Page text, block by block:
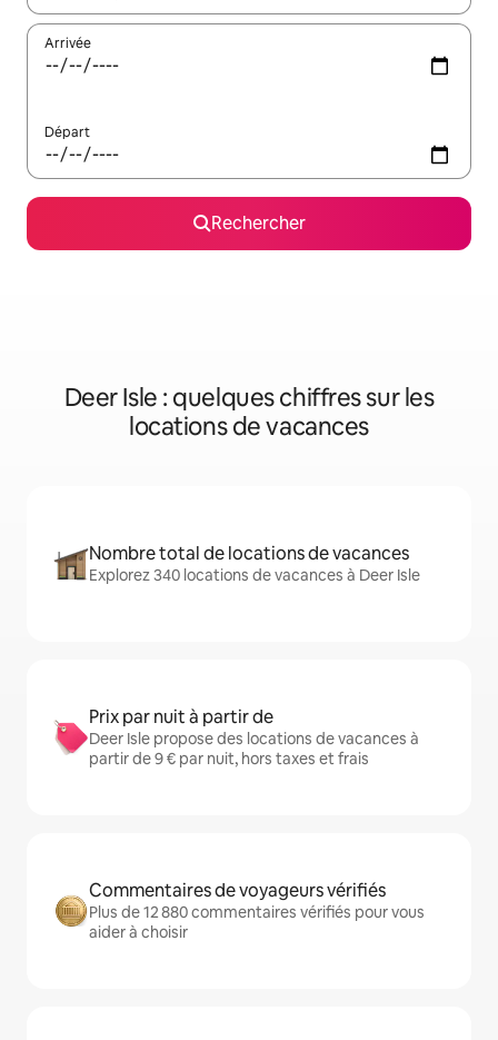
Arrivée
Départ
Rechercher
Deer Isle : quelques chiffres sur les
locations de vacances
Nombre total de locations de vacances
Explorez 340 locations de vacances à Deer Isle
Prix par nuit à partir de
Deer Isle propose des locations de vacances à
partir de 9 € par nuit, hors taxes et frais
Commentaires de voyageurs vérifiés
Plus de 12 880 commentaires vérifiés pour vous
aider à choisir